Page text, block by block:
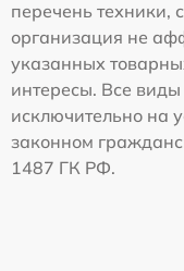
перечень техники,
организация не
указанных
интересы. Все
исключительно на
законном
1487 ГК РФ.